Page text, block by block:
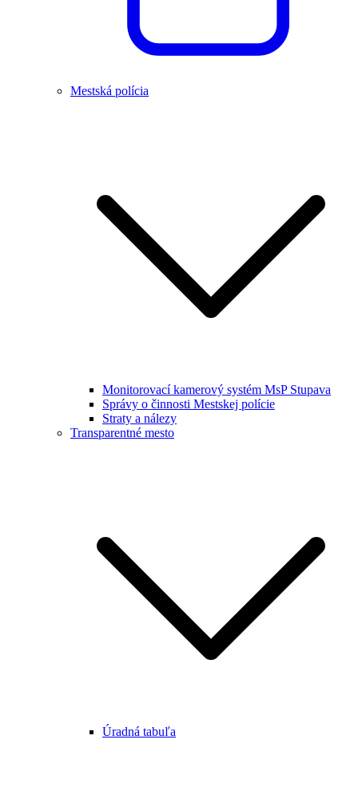
Mestská polícia
Monitorovací kamerový systém MsP Stupava
Správy o činnosti Mestskej polície
Straty a nálezy
Transparentné mesto
Úradná tabuľa